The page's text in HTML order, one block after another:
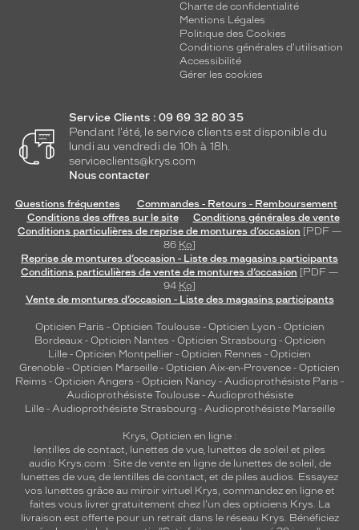
Charte de confidentialité
Mentions Légales
Politique des Cookies
Conditions générales d'utilisation
Accessibilité
Gérer les cookies
Service Clients : 09 69 32 80 35
Pendant l'été, le service clients est disponible du
lundi au vendredi de 10h à 18h.
serviceclients@krys.com
Nous contacter
Questions fréquentes
Commandes - Retours - Remboursement
Conditions des offres sur le site
Conditions générales de vente
Conditions particulières de reprise de montures d’occasion [PDF —
86 Ko]
Reprise de montures d’occasion - Liste des magasins participants
Conditions particulières de vente de montures d’occasion [PDF —
94 Ko]
Vente de montures d’occasion - Liste des magasins participants
Opticien Paris - Opticien Toulouse- Opticien Lyon - Opticien
Bordeaux- Opticien Nantes - Opticien Strasbourg - Opticien
Lille - Opticien Montpellier - Opticien Rennes - Opticien
Grenoble - Opticien Marseille - Opticien Aix-en-Provence - Opticien
Reims - Opticien Angers - Opticien Nancy - Audioprothésiste Paris -
Audioprothésiste Toulouse- Audioprothésiste
Lille- Audioprothésiste Strasbourg - Audioprothésiste Marseille
Krys, Opticien en ligne :
lentilles de contact, lunettes de vue, lunettes de soleil et piles
audio Krys.com : Site de vente en ligne de lunettes de soleil, de
lunettes de vue, de lentilles de contact, et de piles audios. Essayez
vos lunettes grâce au miroir virtuel Krys, commandez en ligne et
faites vous livrer gratuitement chez l'un des opticiens Krys. La
livraison est offerte pour un retrait dans le réseau Krys. Bénéficiez